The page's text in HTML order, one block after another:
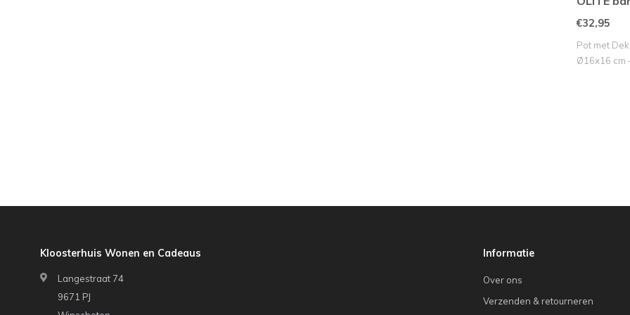
€32,95
Pot met
Ø16x16 cm
Kloosterhuis Wonen en Cadeaus
Langestraat 74
9671 PJ
Informatie
Over ons
Verzenden & retourneren